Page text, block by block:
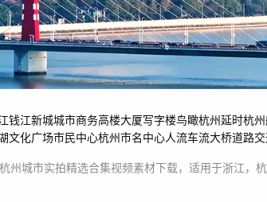
钱江新城城市商务高楼大厦写字楼鸟瞰杭州延时杭
文化广场市民中心杭州市名中心人流车流大桥道路
杭州城市实拍精选合集视频素材下载，适用于浙江，